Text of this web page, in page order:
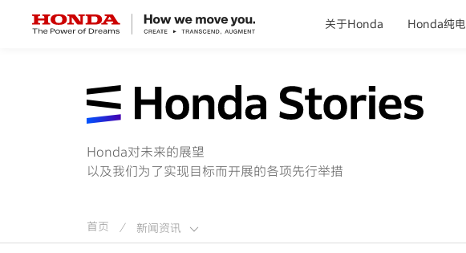
关于Honda Honda纯电
Honda纯电
全领域产品
技术创新
Honda对未来的展望
以及我们为了实现目标而开展的各项先行举措
首页 / 新闻资讯